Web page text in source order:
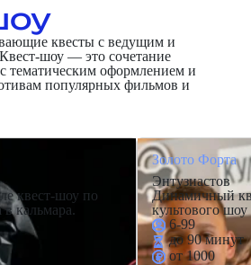
квесты с ведущим и
шоу — это сочетание
тематическим оформлением и
популярных фильмов и
квест-шоу по
кальмара.
Золото Форта
Энтузиастов
Динамичный
культового
6-99
до 90 минут
от 1000